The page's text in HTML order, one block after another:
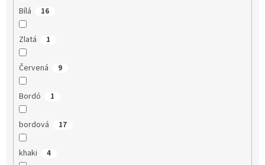
Bílá 16
Zlatá 1
Červená 9
Bordó 1
bordová 17
khaki 4